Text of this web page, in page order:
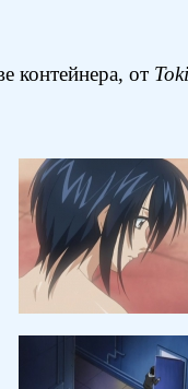
контейнера, от Toki